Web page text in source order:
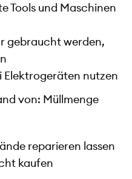
Tools und Maschinen
gebraucht werden,
Elektrogeräten nutzen
von: Müllmenge
reparieren lassen
kaufen